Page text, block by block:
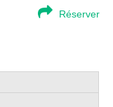
Réserver